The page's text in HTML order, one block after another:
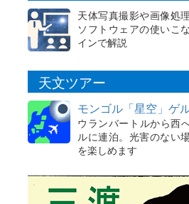
天体写真撮影や画像処
ソフトウェアの使いこ
インで解説
天文ツアー
モンゴル「星空」ゲ
ウランバートルから西
ルに連泊。光害のない
を楽しめます